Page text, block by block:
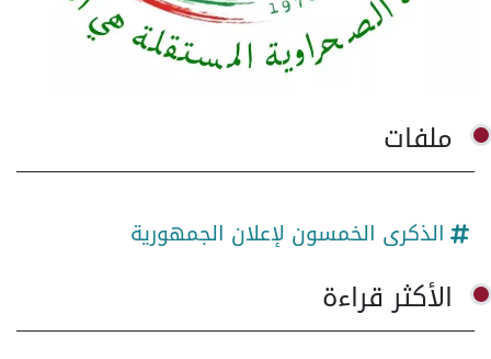
ملفات
الذكرى الخمسون لإعلان الجمهورية
الأكثر قراءة